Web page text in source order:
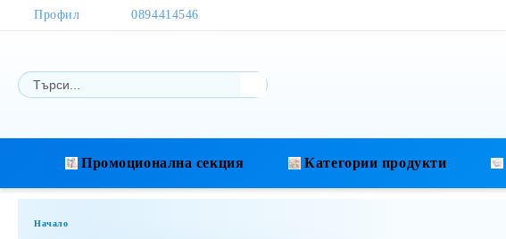
Профил 0894414546
Промоционална секция Категории продукти
Начало